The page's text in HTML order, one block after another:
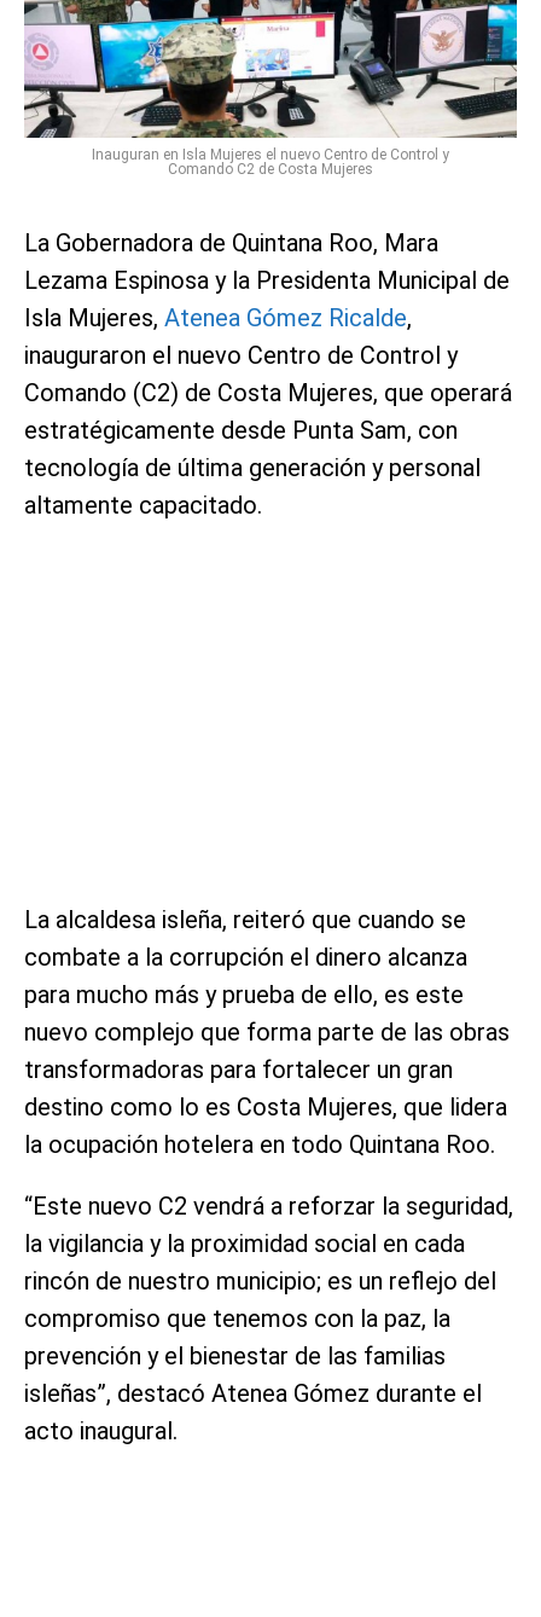
Inauguran en Isla Mujeres el nuevo Centro de Control y
Comando C2 de Costa Mujeres
La Gobernadora de Quintana Roo, Mara
Lezama Espinosa y la Presidenta Municipal de
Isla Mujeres, Atenea Gómez Ricalde,
inauguraron el nuevo Centro de Control y
Comando (C2) de Costa Mujeres, que operará
estratégicamente desde Punta Sam, con
tecnología de última generación y personal
altamente capacitado.
La alcaldesa isleña, reiteró que cuando se
combate a la corrupción el dinero alcanza
para mucho más y prueba de ello, es este
nuevo complejo que forma parte de las obras
transformadoras para fortalecer un gran
destino como lo es Costa Mujeres, que lidera
la ocupación hotelera en todo Quintana Roo.
“Este nuevo C2 vendrá a reforzar la seguridad,
la vigilancia y la proximidad social en cada
rincón de nuestro municipio; es un reflejo del
compromiso que tenemos con la paz, la
prevención y el bienestar de las familias
isleñas”, destacó Atenea Gómez durante el
acto inaugural.